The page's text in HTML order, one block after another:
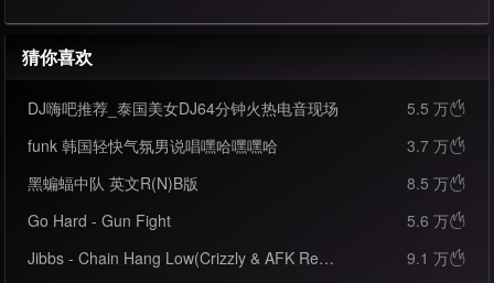
猜你喜欢
DJ嗨吧推荐_泰国美女DJ64分钟火热电音现场 5.5 万
funk 韩国轻快气氛男说唱嘿哈嘿嘿哈 3.7 万
黑蝙蝠中队 英文R(N)B版 8.5 万
Go Hard - Gun Fight 5.6 万
Jibbs - Chain Hang Low(Crizzly & AFK Remix) 9.1 万